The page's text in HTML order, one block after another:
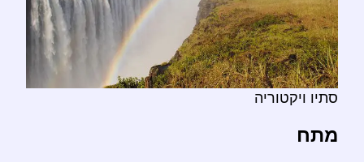
סתיו ויקטוריה
מתח